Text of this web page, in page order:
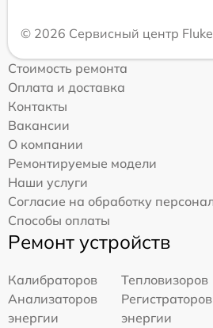
© 2026 Сервисный центр Fluke
Стоимость ремонта
Оплата и доставка
Контакты
Вакансии
О компании
Ремонтируемые модели
Наши услуги
Согласие на обработку
Способы оплаты
Ремонт устройств
Калибраторов
Тепловизоров
Анализаторов
энергии
Регистраторов
энергии